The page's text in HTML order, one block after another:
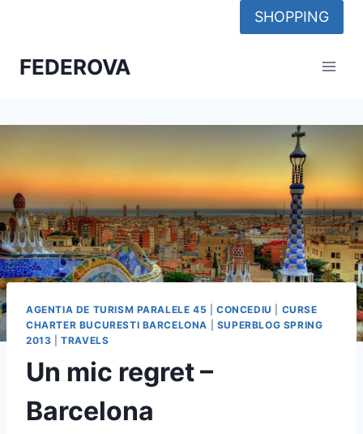
SHOPPING
FEDEROVA
AGENTIA DE TURISM PARALELE 45 |CONCEDIU
CURSE
CHARTER BUCURESTI BARCELONA
SUPERBLOG SPRING
2013 |TRAVELS
Un mic regret –
Barcelona